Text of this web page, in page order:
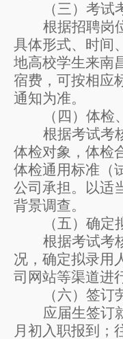
（三） 考试
根据招聘岗
具体形式、时间
地高校学生来南
宿费 ，可按相应
通知为准。
（四）体检
根据考试考
体检对象， 体检
体检通用标准（
公司承担。以适
背景调查。
（五） 确定
根据考试考
况，确定拟录用
司网站等渠道进
（六）签订
应届生签订
月初 入职报到 ；